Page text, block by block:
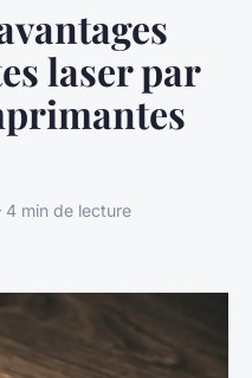
laser par
min de lecture